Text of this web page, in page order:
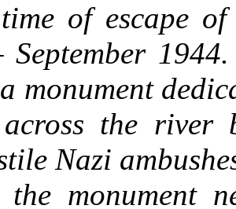
of escape
September
monument
the river
Nazi
monument